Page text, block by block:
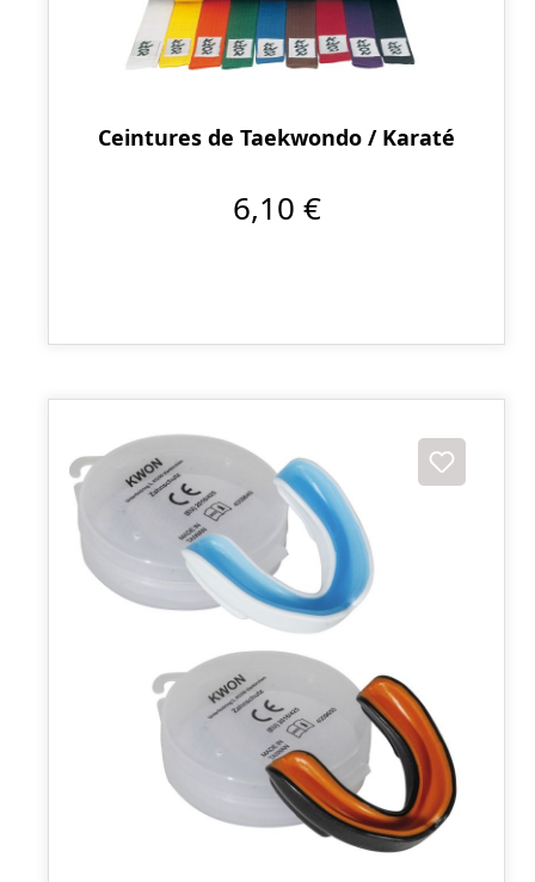
Ceintures de Taekwondo / Karaté
6,10 €